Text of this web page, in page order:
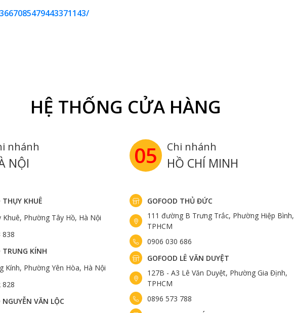
HỆ THỐNG CỬA HÀNG
nhánh
NỘI
THỤY KHUÊ
Khuê, Phường Tây Hồ, Hà Nội
838
TRUNG KÍNH
Kính, Phường Yên Hòa, Hà Nội
828
NGUYỄN VĂN LỘC
05 Chi nhánh
HỒ CHÍ MINH
GOFOOD THỦ ĐỨC
111 đường B Trưng Trắc, Phường Hiệp Bình,
TPHCM
0906 030 686
GOFOOD LÊ VĂN DUYỆT
127B - A3 Lê Văn Duyệt, Phường Gia Định,
TPHCM
0896 573 788